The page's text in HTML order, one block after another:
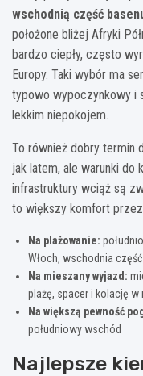
wschodnią część
położone bliżej Afryki
bardzo ciepły, często
Europy. Taki wybór ma
typowo wypoczynkowy i
lekkim niepokojem.
To również dobry termin
jak latem, ale warunki do
infrastruktury wciąż są
to większy komfort
Na plażowanie:
Włoch, wschodnia
Na mieszany wyjazd:
plażę, spacer i kolację w
Na większą pewność
południowy wschód
Najlepsze